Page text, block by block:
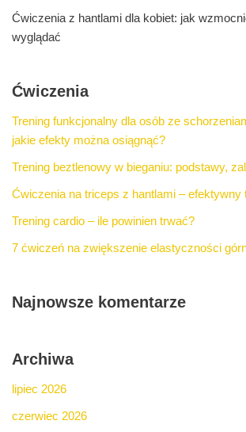
Ćwiczenia z hantlami dla kobiet: jak
wyglądać
Ćwiczenia
Trening funkcjonalny dla osób ze
jakie efekty można osiągnąć?
Trening beztlenowy w bieganiu: podstawy,
Ćwiczenia na triceps z hantlami – efektywny
Trening cardio – ile powinien trwać?
7 ćwiczeń na zwiększenie elastyczności
Najnowsze komentarze
Archiwa
lipiec 2026
czerwiec 2026